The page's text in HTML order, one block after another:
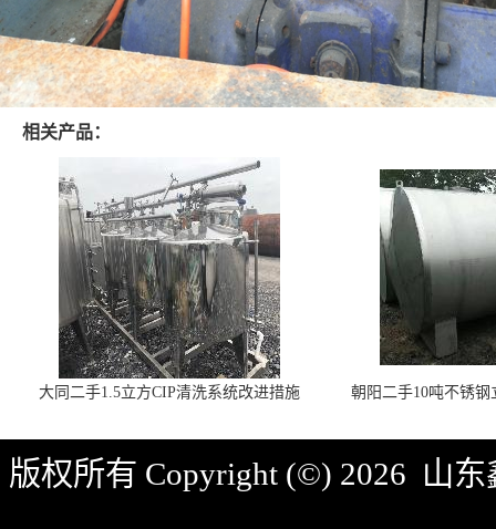
相关产品：
大同二手1.5立方CIP清洗系统改进措施 朝阳二手10吨不锈
版权所有 Copyright (©) 2026 山